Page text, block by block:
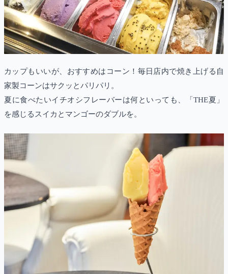
カップもいいが、おすすめはコーン！毎日店内で焼き上げる自
家製コーンはサクッとパリパリ。
夏に食べたいイチオシフレーバーは何といっても、「THE夏」
を感じるスイカとマンゴーのダブルを。